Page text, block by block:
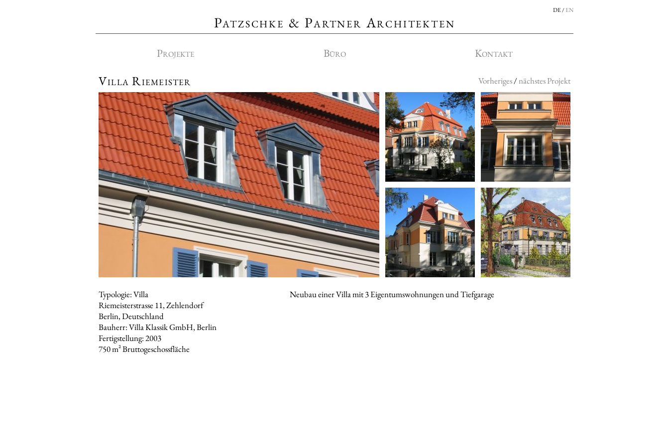
DE EN
Patzschke & Partner Architekten
Projekte Büro Kontakt
Villa Riemeister Vorheriges/nächstes Projekt
Neubau einer Villa mit 3 Eigentumswohnungen und Tiefgarage
Typologie: Villa
Riemeisterstrasse 11, Zehlendorf
Berlin, Deutschland
Bauherr: Villa Klassik GmbH, Berlin
Fertigstellung: 2003
750 m² Bruttogeschossfläche